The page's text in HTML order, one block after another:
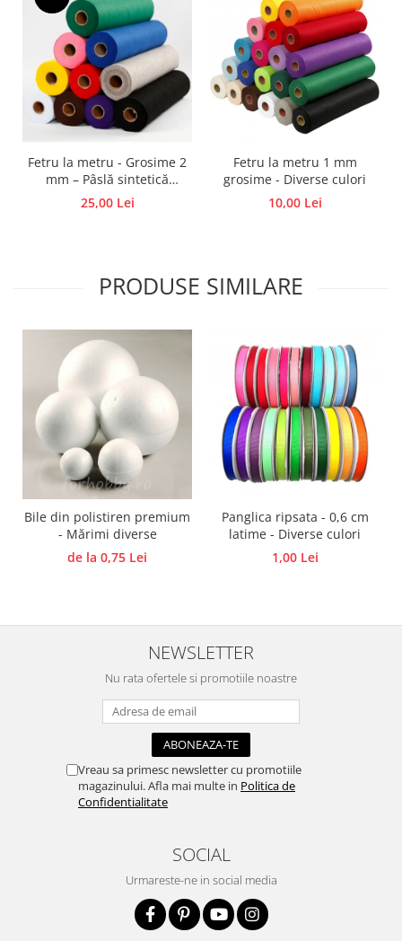
Stampile lemn
Stampile silicon
Ustensile, aparate
Cutter, trimmer
Perforatoare
Pistoale de lipit
Traforaj, pirogravura
Ustensile
Materiale textile
Articole din bumbac
Modele termoadezive
Saculeti
Design cofetarie
Forme pentru turnat ciocolata
Mozaic
Pictura pe fata si corp
Vopsea pentru fata si corp
Accesorii pictura pe fata
Fetru la metru - Grosime 2
mm – Pâslă sintetică
colorată, semirigid
25,00 Lei
Fetru la metru 1 mm
grosime - Diverse culori
10,00 Lei
PRODUSE SIMILARE
Bile din polistiren premium
- Mărimi diverse
de la 0,75 Lei
Panglica ripsata - 0,6 cm
latime - Diverse culori
1,00 Lei
NEWSLETTER
Nu rata ofertele si promotiile noastre
Vreau sa primesc newsletter cu promotiile
magazinului. Afla mai multe in Politica de
Confidentialitate
SOCIAL
Urmareste-ne in social media